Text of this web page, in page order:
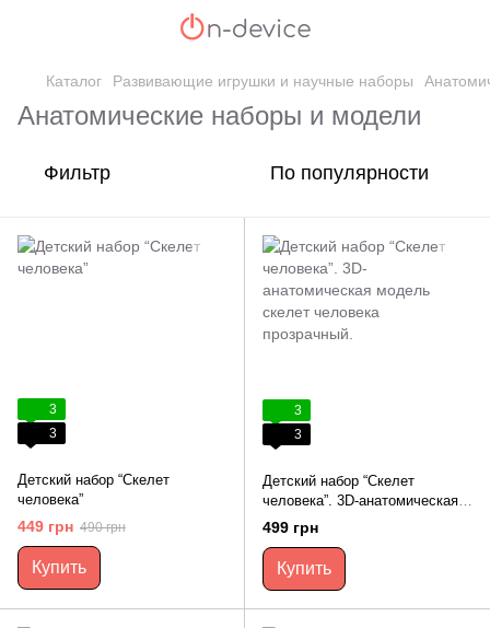
Каталог Развивающие игрушки и научные наборы
Анатомические наборы и модели
Фильтр По популярности
3
3
Детский набор “Скелет
человека”
449 грн 490 грн
Купить
3
3
Детский набор “Скелет
человека”. 3D-анатомическая
модель скелет человека
прозрачный.
499 грн
Купить